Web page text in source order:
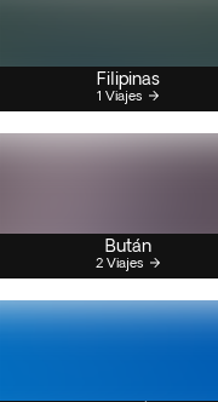
Filipinas
1 Viajes
Bután
2 Viajes